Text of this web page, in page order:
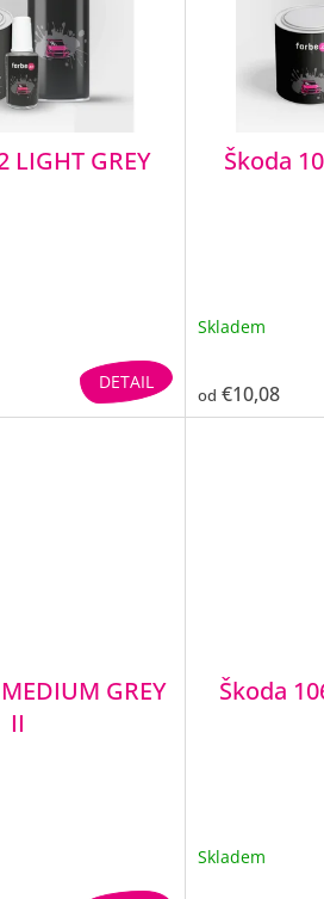
LIGHT GREY
DETAIL
Škoda
Skladem
od €10,08
GREY
II
Škoda
Skladem